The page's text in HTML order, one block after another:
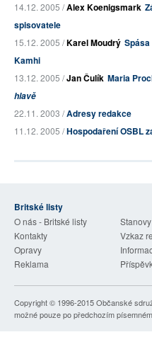
14.12. 2005 /Alex Koenigsmark
spisovatele
15.12. 2005 /Karel Moudrý
Kamhi
13.12. 2005 /Jan Čulík Maria
hlavě
22.11. 2003 /Adresy redakce
11.12. 2005 /Hospodaření OSBL
Britské listy
O nás - Britské listy
Stanovy
Kontakty
Vzkaz
Opravy
Reklama
Copyright © 1996-2015Občanské
možné pouze po předchozím